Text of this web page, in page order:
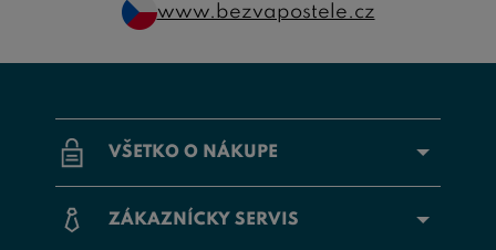
VŠETKO O NÁKUPE
ZÁKAZNÍCKY SERVIS
www.bezvapostele.cz